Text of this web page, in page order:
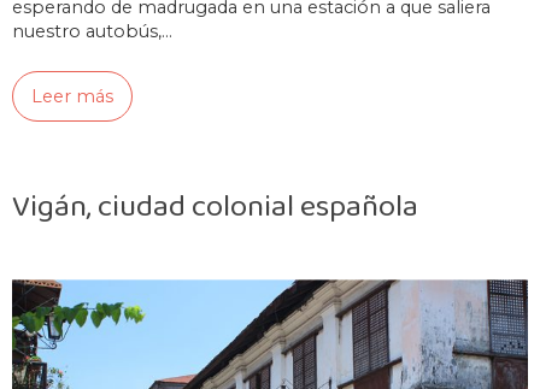
esperando de madrugada en una estación a que saliera
nuestro autobús,…
Leer más
Vigán, ciudad colonial española